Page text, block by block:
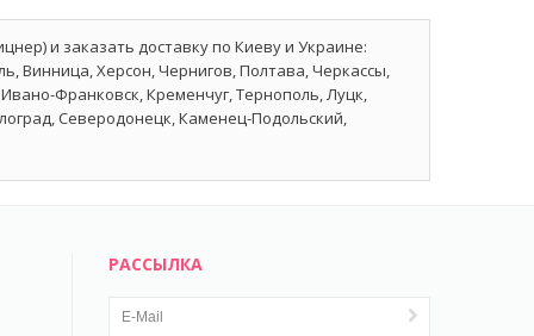
и заказать доставку по Киеву и Украине:
Винница, Херсон, Чернигов, Полтава, Черкассы,
Франковск, Кременчуг, Тернополь, Луцк,
Северодонецк, Каменец-Подольский,
РАССЫЛКА